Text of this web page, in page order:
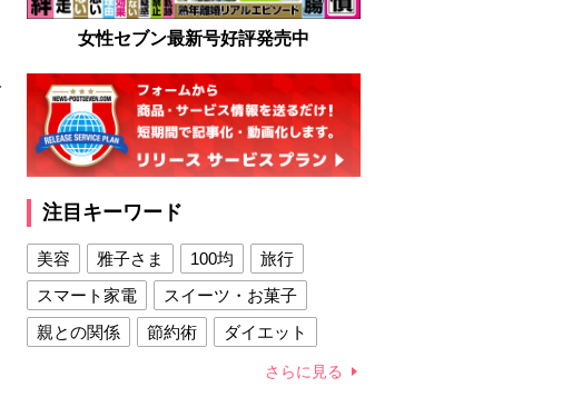
女性セブン最新号好評発売中
注目キーワード
美容 雅子さま 100均
旅行
スマート家電
スイーツ・お菓子
親との関係
節約術
ダイエット
さらに見る